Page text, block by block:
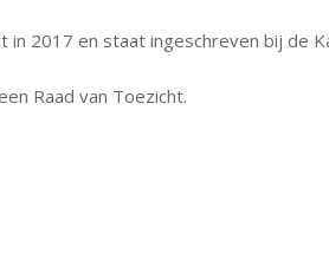
in 2017 en staat ingeschreven bij de
Raad van Toezicht.